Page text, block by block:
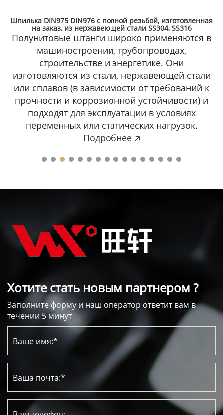
Шпилька DIN975 DIN976 с полной резьбой, изготовленная
на заказ, из нержавеющей стали SS304, SS316
Полунитовые штанги широко применяются в
машиностроении, трубопроводах,
строительстве и энергетике. Они
изготовляются из стали, нержавеющей стали
или сплавов (в зависимости от требований к
прочности и коррозионной устойчивости) и
подходят для эксплуатации в условиях
переменных или статических нагрузок.
Подробнее 🡥
Хотите стать новым партнером ?
Заполните форму и наш оператор ответит вам в
течении 5 минут